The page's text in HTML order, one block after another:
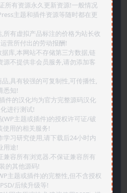
所有资源永久更新资源!一般情况
主题和插件资源等随时都在更
所有虚拟产品标注的价格为站长收
营所付出的劳动报酬!
库,本网站不存储第三方数据,链
源不提供非会员服务,请勿添加客
,具有较强的可复制性,可传播性,
悉知!
件的汉化均为官方完整源码汉化
进行测试!
主题或插件)的授权许可证/破
用的相关服务!
学习研究使用,请下载后24小时内
用途!
兼容所有浏览器.不保证兼容所有
的其他源码!
主题或插件)的完整性,但不含授权
后续升级等!